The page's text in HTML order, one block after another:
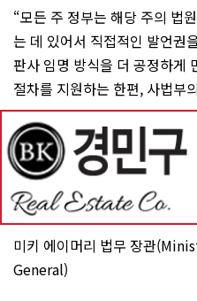
“모든 주 정부는 해당 주의 법
는 데 있어서 직접적인 발언권
판사 임명 방식을 더 공정하게
절차를 지원하는 한편, 사법부
미키 에이머리 법무 장관
General)